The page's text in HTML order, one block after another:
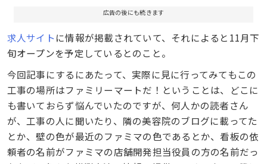
広告の後にも続きます
求人サイト に情報が掲載されていて、それによると11月下
旬オープンを予定しているとのこと。
今回記事にするにあたって、実際に見に行ってみてもこの
工事の場所はファミリーマートだ！ということは、どこに
も書いておらず悩んでいたのですが、何人かの読者さん
が、工事の人に聞いたり、隣の美容院のブログに載ってた
とか、壁の色が最近のファミマの色であるとか、看板の依
頼者の名前がファミマの店舗開発担当役員の方の名前だっ